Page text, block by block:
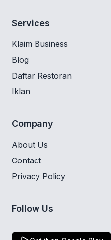
Services
Klaim Business
Blog
Daftar Restoran
Iklan
Company
About Us
Contact
Privacy Policy
Follow Us